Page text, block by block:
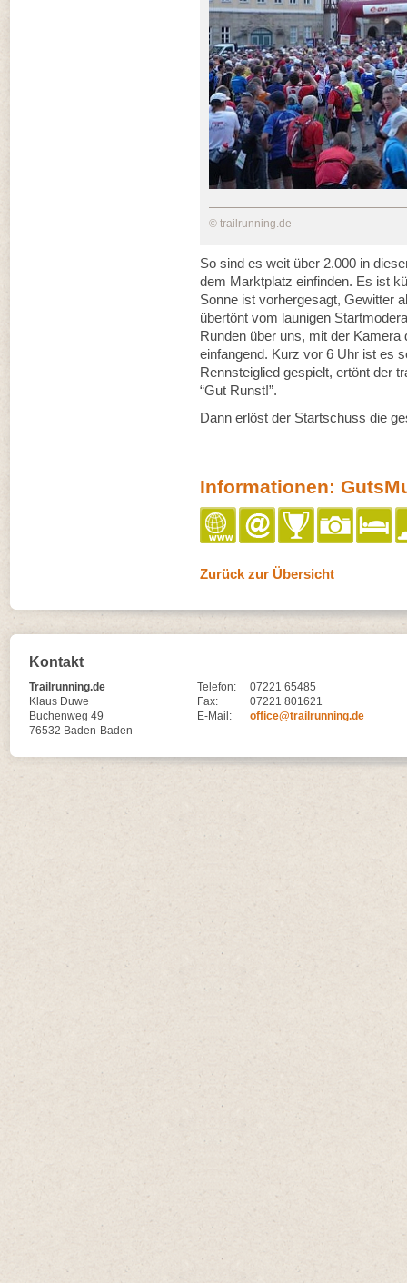
© trailrunning.de
So sind es weit über 2.000 in
dem Marktplatz einfinden. Es ist
Sonne ist vorhergesagt, Gewitter
übertönt vom launigen
Runden über uns, mit der
einfangend. Kurz vor 6 Uhr ist es
Rennsteiglied gespielt, ertönt der
“Gut Runst!”.
Dann erlöst der Startschuss die
Informationen:
Zurück zur Übersicht
Kontakt
Trailrunning.de
Klaus Duwe
Buchenweg 49
76532 Baden-Baden
Telefon:
07221 65485
Fax:
07221 801621
E-Mail:
office@trailrunning.de